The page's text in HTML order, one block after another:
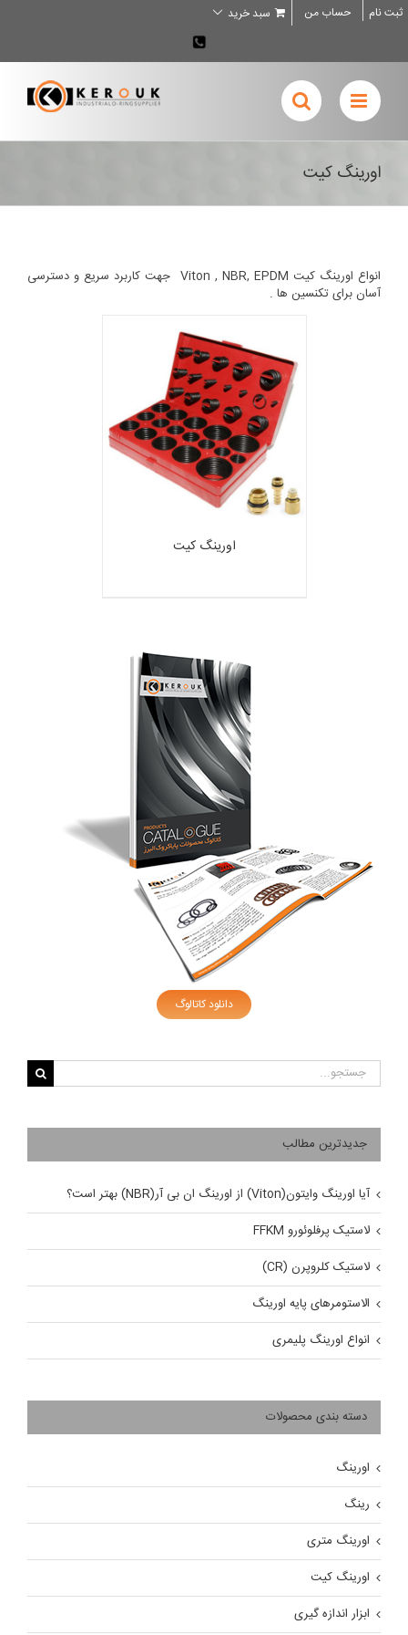
Skip
to
ثبت نام حساب من سبد خرید
02636707898
اورینگ کیت
انواع اورینگ کیت Viton , NBR, EPDM جهت کاربرد سریع و دسترسی
آسان برای تکنسین ها .
اورینگ کیت
دانلود کاتالوگ
جستجو
برای:
جدیدترین مطالب
آیا اورینگ وایتون(Viton) از اورینگ ان بی آر(NBR) بهتر است؟
لاستیک پرفلوئورو FFKM
لاستیک کلروپرن (CR)
الاستومرهای پایه اورینگ
انواع اورینگ پلیمری
دسته بندی محصولات
اورینگ
رینگ
اورینگ متری
اورینگ کیت
ابزار اندازه گیری